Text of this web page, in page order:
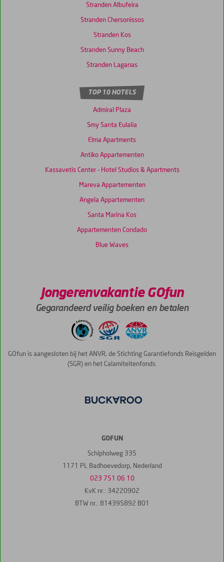
Stranden Albufeira
Stranden Chersonissos
Stranden Kos
Stranden Sunny Beach
Stranden Laganas
TOP 10 HOTELS
Admiral Plaza
Smy Santa Eulalia
Elma Apartments
Antiko Appartementen
Kassavetis Center - Hotel Studios & Apartments
Mareva Appartementen
Angela Appartementen
Santa Marina Kos
Appartementen Condado
Blue Waves
Jongerenvakantie GOfun
Gegarandeerd veilig boeken en betalen
GOfun is aangesloten bij het ANVR, de Stichting Garantiefonds Reisgelden
(SGR) en het Calamiteitenfonds.
GOFUN
Schipholweg 335
1171 PL Badhoevedorp, Nederland
023 751 06 10
KvK nr.: 34220902
BTW nr.: 814395892 B01